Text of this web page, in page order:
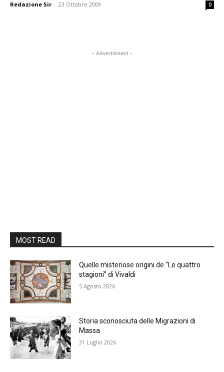
Redazione Sir - 23 Ottobre 2009 0
- Advertisment -
MOST READ
Quelle misteriose origini de “Le quattro
stagioni” di Vivaldi
5 Agosto 2026
Storia sconosciuta delle Migrazioni di
Massa
31 Luglio 2026